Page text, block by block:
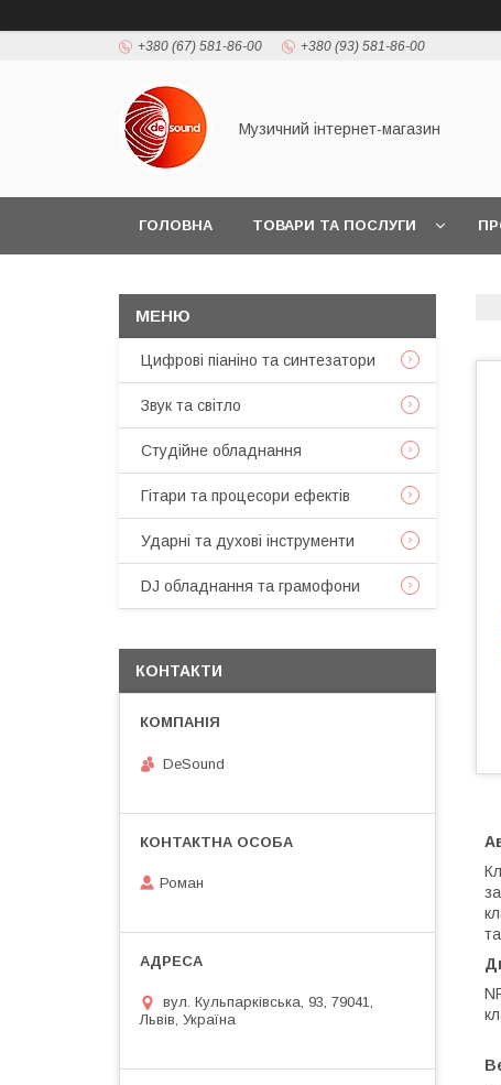
+380 (67) 581-86-00 +380 (93) 581-86-00
Музичний інтернет-магазин
ГОЛОВНА ТОВАРИ ТА ПОСЛУГИ
Цифрові піаніно та синтезатори
Звук та світло
Студійне обладнання
Гітари та процесори ефектів
Ударні та духові інструменти
DJ обладнання та грамофони
КОНТАКТИ
DeSound
Роман
вул. Кульпарківська, 93, 79041,
Львів, Україна